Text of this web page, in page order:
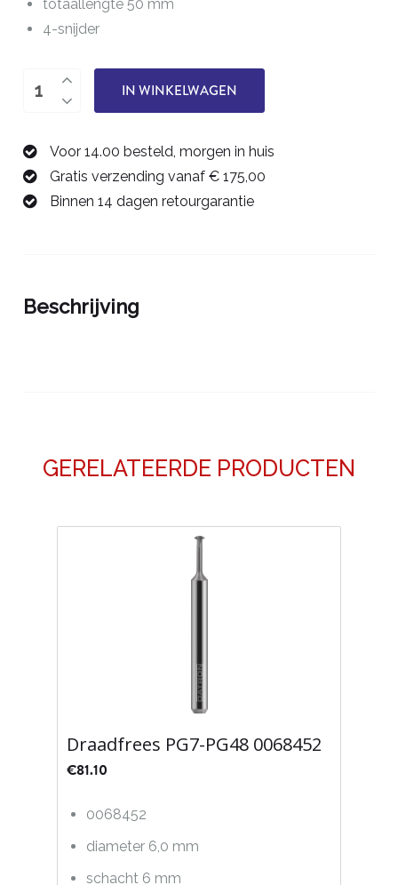
totaallengte 50 mm
4-snijder
Draadfrees
0068420X
aantal
IN WINKELWAGEN
Voor 14.00 besteld, morgen in huis
Gratis verzending vanaf € 175,00
Binnen 14 dagen retourgarantie
Beschrijving
GERELATEERDE PRODUCTEN
Draadfrees PG7-PG48 0068452
€81.10
0068452
diameter 6,0 mm
schacht 6 mm